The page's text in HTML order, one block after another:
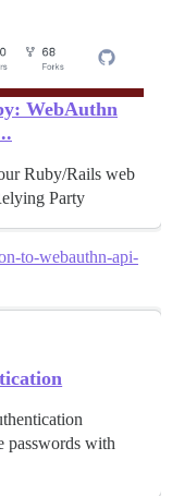
WebAuthn
Ruby/Rails web
Party
to-webauthn-api-
passwords with